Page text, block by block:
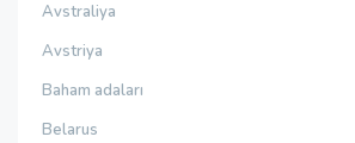
Avstraliya
Avstriya
Baham adaları
Belarus